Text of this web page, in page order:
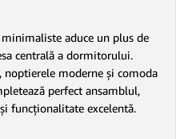
aduce un plus de
centrală a dormitorului.
moderne și comoda
perfect ansamblul,
funcționalitate excelentă.